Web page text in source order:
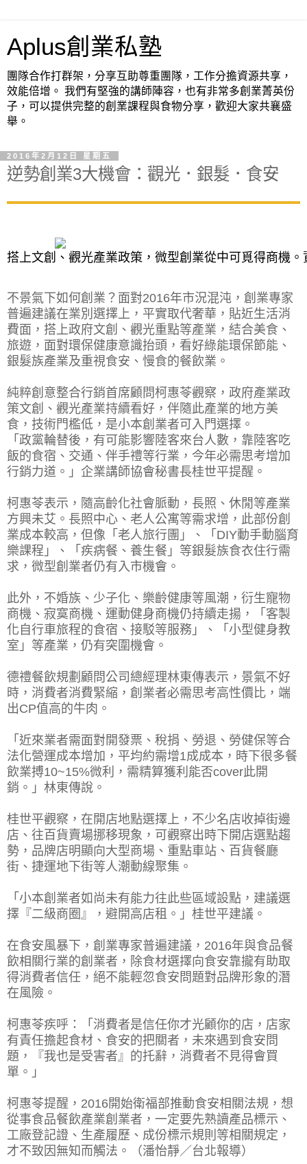
Aplus創業私塾
團隊合作打群架，分享互助尊重團隊，工作分擔資源共享，
效能倍增。 我們有堅強的講師陣容，也有非常多創業菁英份
子，可以提供完整的創業課程與食物分享，歡迎大家共襄盛
舉。
2016年2月12日 星期五
逆勢創業3大機會：觀光．銀髮．食安
搭上文創、觀光產業政策，微型創業從中可覓得商機。
不景氣下如何創業？面對2016年市況混沌，創業專家
普遍建議在業別選擇上，平實取代奢華，貼近生活消
費面，搭上政府文創、觀光重點等產業，結合美食、
旅遊，面對環保健康意識抬頭，看好綠能環保節能、
銀髮族產業及重視食安、慢食的餐飲業。
純粹創意整合行銷首席顧問柯惠苓觀察，政府產業政
策文創、觀光產業持續看好，伴隨此產業的地方美
食，技術門檻低，是小本創業者可入門選擇。
「政黨輪替後，有可能影響陸客來台人數，靠陸客吃
飯的食宿、交通、伴手禮等行業，今年必需思考增加
行銷力道。」企業講師協會秘書長桂世平提醒。
柯惠苓表示，隨高齡化社會脈動，長照、休閒等產業
方興未艾。長照中心、老人公寓等需求增，此部份創
業成本較高，但像「老人旅行團」、「DIY動手動腦育
樂課程」、「疾病餐、養生餐」等銀髮族食衣住行需
求，微型創業者仍有入市機會。
此外，不婚族、少子化、樂齡健康等風潮，衍生寵物
商機、寂寞商機、運動健身商機仍持續走揚，「客製
化自行車旅程的食宿、接駁等服務」、「小型健身教
室」等產業，仍有突圍機會。
德禮餐飲規劃顧問公司總經理林東傳表示，景氣不好
時，消費者消費緊縮，創業者必需思考高性價比，端
出CP值高的牛肉。
「近來業者需面對開發票、稅捐、勞退、勞健保等合
法化營運成本增加，平均約需增1成成本，時下很多餐
飲業搏10~15%微利，需精算獲利能否cover此開
銷。」林東傳說。
桂世平觀察，在開店地點選擇上，不少名店收掉街邊
店、往百貨賣場挪移現象，可觀察出時下開店選點趨
勢，品牌店明顯向大型商場、重點車站、百貨餐廳
街、捷運地下街等人潮動線聚集。
「小本創業者如尚未有能力往此些區域設點，建議選
擇『二級商圈』，避開高店租。」桂世平建議。
在食安風暴下，創業專家普遍建議，2016年與食品餐
飲相關行業的創業者，除食材選擇向食安靠攏有助取
得消費者信任，絕不能輕忽食安問題對品牌形象的潛
在風險。
柯惠苓疾呼：「消費者是信任你才光顧你的店，店家
有責任擔起食材、食安的把關者，未來遇到食安問
題，『我也是受害者』的托辭，消費者不見得會買
單。」
柯惠苓提醒，2016開始衛福部推動食安相關法規，想
從事食品餐飲產業創業者，一定要先熟讀產品標示、
工廠登記證、生產履歷、成份標示規則等相關規定，
才不致因無知而觸法。（潘怡靜／台北報導）